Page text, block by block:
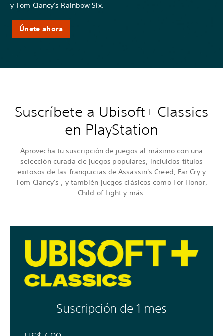
y Tom Clancy's Rainbow Six.
Únete ahora
Suscríbete a Ubisoft+ Classics
en PlayStation
Aprovecha tu suscripción de juegos al máximo con una
selección curada de juegos populares, incluidos títulos
exitosos de las franquicias de Assassin's Creed, Far Cry y
Tom Clancy's , y también juegos clásicos como For Honor,
Child of Light y más.
Suscripción de 1 mes